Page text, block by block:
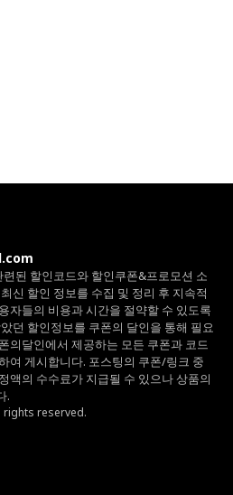
된 할인코드와 할인쿠폰&프로모션 소
신 할인 정보를 수집 및 정리 후 지속적
자들의 비용과 시간을 절약할 수 있도록
던 할인정보를 쿠폰의 달인을 통해 필요
의달인에서 제공하는 모든 쿠폰과 코드
여 게시합니다. 포스팅의 쿠폰/링크 중
액의 수수료가 지급될 수 있으나상품의
.
rights reserved.